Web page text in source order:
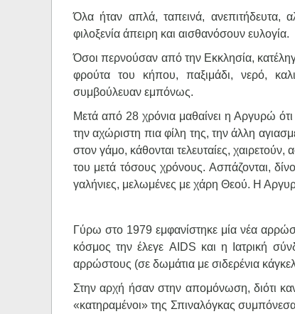
Όλα ήταν απλά, ταπεινά, ανεπιτήδευτα,
φιλοξενία άπειρη και αισθανόσουν ευλογία.
Όσοι περνούσαν από την Εκκλησία,
φρούτα του κήπου, παξιμάδι, νερό,
συμβούλευαν εμπόνως.
Μετά από 28 χρόνια μαθαίνει η Αργυρώ ότι
την αχώριστη πια φίλη της, την άλλη
στον γάμο, κάθονται τελευταίες,
του μετά τόσους χρόνους. Ασπάζονται,
γαλήνιες, μελωμένες με χάρη Θεού. Η
Γύρω στο 1979 εμφανίστηκε μία νέα
κόσμος την έλεγε AIDS και η Ιατρική
αρρώστους (σε δωμάτια με σιδερένια
Στην αρχή ήσαν στην απομόνωση, διότι
«κατηραμένοι» της Σπιναλόγκας